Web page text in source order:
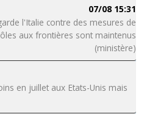
07/08 15:31
l'Italie contre des mesures de
aux frontières sont maintenus
(ministère)
en juillet aux Etats-Unis mais